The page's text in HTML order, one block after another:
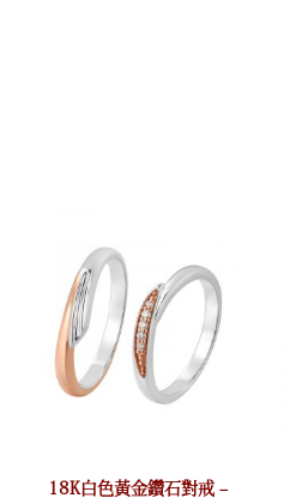
18K白色黃金鑽石對戒 –